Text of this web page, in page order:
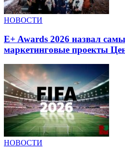
НОВОСТИ
E+ Awards 2026 назвал
маркетинговые проекты
НОВОСТИ